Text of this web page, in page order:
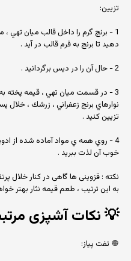
تزيين:
1 - برنج گرم را داخل قالب ميان
دهيد تا برنج به فرم قالب در آيد .
2 - حال آن را در ديس برگردانيد .
3 - در قسمت ميان تهي ، قيمه پخته به
نوارهاي برنج زعفراني ، زرشك ، خلال
تزيين كنيد .
4 - روي همه ي مواد آماده شده از
خوب آن لذت ببريد .
نکته : قزوینی ها گاهی در کنار خلال
به این ترتیب ، طعم قیمه نثار بهتر
💡نکات آشپزی
🧅 تفت پیاز: